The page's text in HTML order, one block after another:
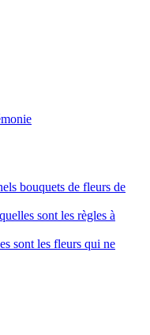
bouquets de fleurs de
sont les règles à
sont les fleurs qui ne